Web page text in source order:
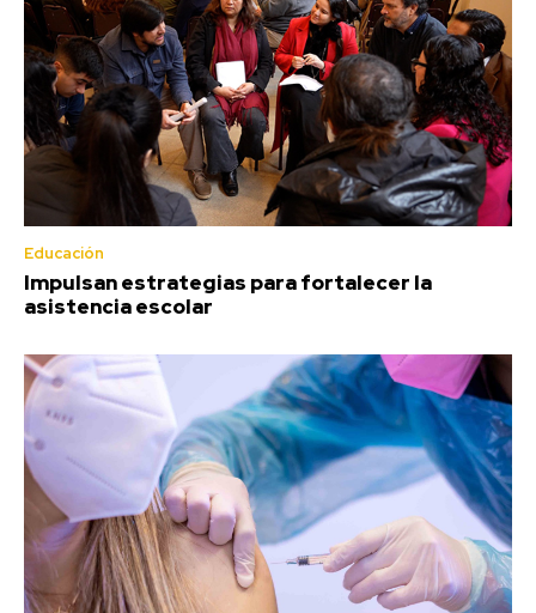
Educación
Impulsan estrategias para fortalecer la
asistencia escolar